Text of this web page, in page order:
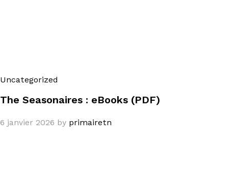
Uncategorized
The Seasonaires : eBooks (PDF)
6 janvier 2026 by primairetn